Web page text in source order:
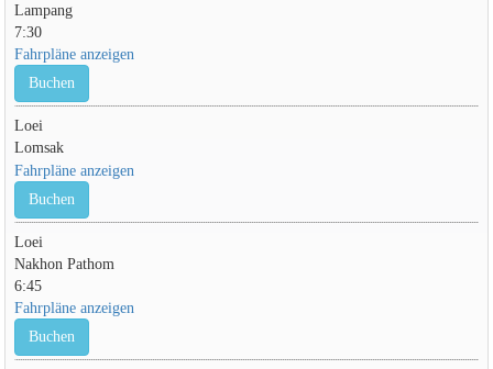
Lampang
7:30
Fahrpläne anzeigen
Buchen
Loei
Lomsak
Fahrpläne anzeigen
Buchen
Loei
Nakhon Pathom
6:45
Fahrpläne anzeigen
Buchen